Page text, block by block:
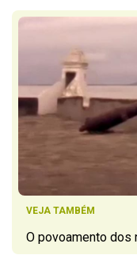
VEJA TAMBÉM
O povoamento dos